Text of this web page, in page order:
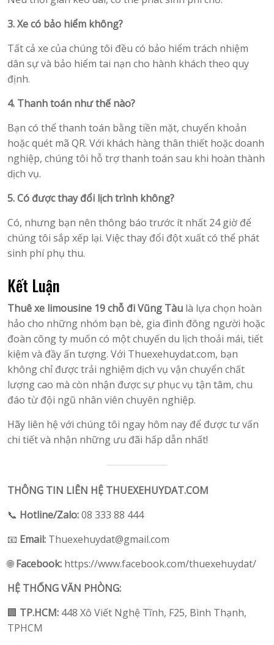
3. Xe có bảo hiểm không?
Tất cả xe của chúng tôi đều có bảo hiểm trách nhiệm
dân sự và bảo hiểm tai nạn cho hành khách theo quy
định.
4. Thanh toán như thế nào?
Bạn có thể thanh toán bằng tiền mặt, chuyển khoản
hoặc quét mã QR. Với khách hàng thân thiết hoặc doanh
nghiệp, chúng tôi hỗ trợ thanh toán sau khi hoàn thành
dịch vụ.
5. Có được thay đổi lịch trình không?
Có, nhưng bạn nên thông báo trước ít nhất 24 giờ để
chúng tôi sắp xếp lại. Việc thay đổi đột xuất có thể phát
sinh phí phụ thu.
Kết Luận
Thuê xe limousine 19 chỗ đi Vũng Tàu là lựa chọn hoàn
hảo cho những nhóm bạn bè, gia đình đông người hoặc
đoàn công ty muốn có một chuyến du lịch thoải mái, tiết
kiệm và đầy ấn tượng. Với Thuexehuydat.com, bạn
không chỉ được trải nghiệm dịch vụ vận chuyển chất
lượng cao mà còn nhận được sự phục vụ tận tâm, chu
đáo từ đội ngũ nhân viên chuyên nghiệp.
Hãy liên hệ với chúng tôi ngay hôm nay để được tư vấn
chi tiết và nhận những ưu đãi hấp dẫn nhất!
THÔNG TIN LIÊN HỆ THUEXEHUYDAT.COM
📞 Hotline/Zalo:08 333 88 444
📧 Email: Thuexehuydat@gmail.com
🌐Facebook: https://www.facebook.com/thuexehuydat/
HỆ THỐNG VĂN PHÒNG:
🏢 TP.HCM: 448 Xô Viết Nghệ Tĩnh, F25, Bình Thạnh,
TPHCM